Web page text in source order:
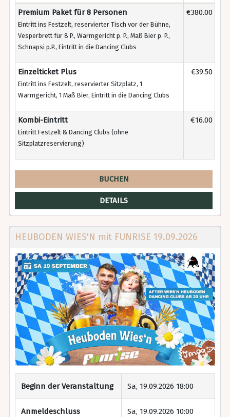
Premium Paket für 8 Personen
Eintritt ins Festzelt, reservierter Tisch vor der Bühne,
Vesperbrett für 8 P., Warmgericht p. P., Maß Bier p. P.,
Schnapsi p.P., Eintritt in die Dancing Clubs
€380.00
Einzelticket Plus
Eintritt ins Festzelt, reservierter Sitzplatz, 1
Warmgericht, 1 Maß Bier, Eintritt in die Dancing Clubs
€39.50
Kombi-Eintritt
Eintritt Festzelt & Dancing Clubs (ohne
Sitzplatzreservierung)
€16.00
BUCHEN
DETAILS
HEUBODEN WIES'N mit FUNRISE 19.09.2026
Beginn der Veranstaltung Sa, 19.09.2026 18:00
Anmeldeschluss Sa, 19.09.2026 10:00